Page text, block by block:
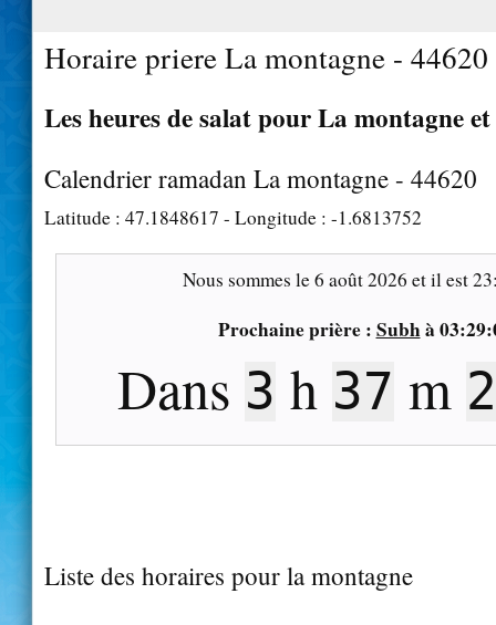
Horaire priere La montagne - 44620
Les heures de salat pour La montagne et
Calendrier ramadan La montagne - 44620
Latitude : 47.1848617 - Longitude : -1.6813752
Nous sommes le6 août 2026 et il est
Prochaine prière : Subhà
Dans 3 h 37 m
Liste des horaires pour la montagne